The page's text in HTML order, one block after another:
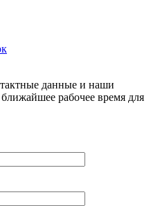
данные и наши
рабочее время для